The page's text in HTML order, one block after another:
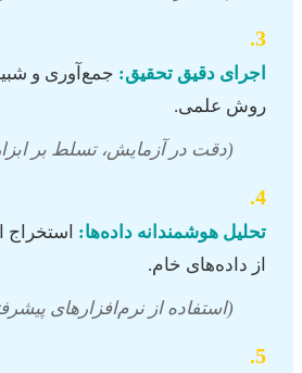
3.
اجرای دقیق تحقیق: جمع‌آوری و
روش علمی.
(دقت در آزمایش، تسلط بر
4.
تحلیل هوشمندانه داده‌ها: استخراج
از داده‌های خام.
(استفاده از نرم‌افزارهای
5.